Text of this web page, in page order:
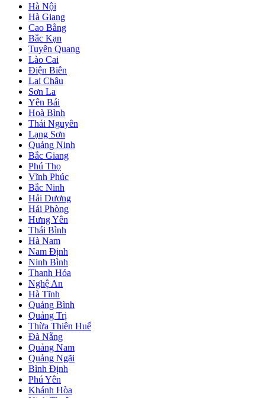
Hà Nội
Hà Giang
Cao Bằng
Bắc Kạn
Tuyên Quang
Lào Cai
Điện Biên
Lai Châu
Sơn La
Yên Bái
Hoà Bình
Thái Nguyên
Lạng Sơn
Quảng Ninh
Bắc Giang
Phú Thọ
Vĩnh Phúc
Bắc Ninh
Hải Dương
Hải Phòng
Hưng Yên
Thái Bình
Hà Nam
Nam Định
Ninh Bình
Thanh Hóa
Nghệ An
Hà Tĩnh
Quảng Bình
Quảng Trị
Thừa Thiên Huế
Đà Nẵng
Quảng Nam
Quảng Ngãi
Bình Định
Phú Yên
Khánh Hòa